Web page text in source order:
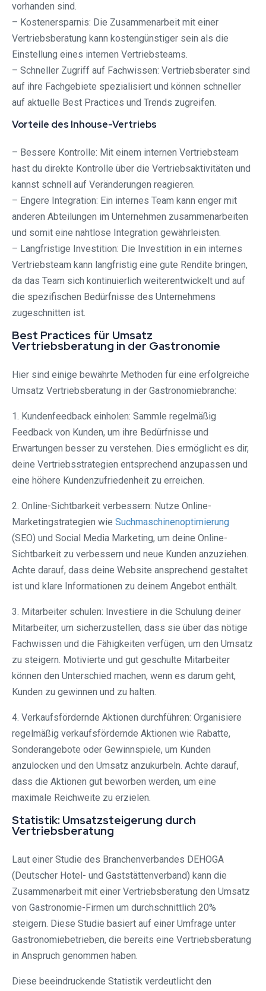
vorhanden sind.
– Kostenersparnis: Die Zusammenarbeit mit einer
Vertriebsberatung kann kostengünstiger sein als die
Einstellung eines internen Vertriebsteams.
– Schneller Zugriff auf Fachwissen: Vertriebsberater sind
auf ihre Fachgebiete spezialisiert und können schneller
auf aktuelle Best Practices und Trends zugreifen.
Vorteile des Inhouse-Vertriebs
– Bessere Kontrolle: Mit einem internen Vertriebsteam
hast du direkte Kontrolle über die Vertriebsaktivitäten und
kannst schnell auf Veränderungen reagieren.
– Engere Integration: Ein internes Team kann enger mit
anderen Abteilungen im Unternehmen zusammenarbeiten
und somit eine nahtlose Integration gewährleisten.
– Langfristige Investition: Die Investition in ein internes
Vertriebsteam kann langfristig eine gute Rendite bringen,
da das Team sich kontinuierlich weiterentwickelt und auf
die spezifischen Bedürfnisse des Unternehmens
zugeschnitten ist.
Best Practices für Umsatz
Vertriebsberatung in der Gastronomie
Hier sind einige bewährte Methoden für eine erfolgreiche
Umsatz Vertriebsberatung in der Gastronomiebranche:
1. Kundenfeedback einholen: Sammle regelmäßig
Feedback von Kunden, um ihre Bedürfnisse und
Erwartungen besser zu verstehen. Dies ermöglicht es dir,
deine Vertriebsstrategien entsprechend anzupassen und
eine höhere Kundenzufriedenheit zu erreichen.
2. Online-Sichtbarkeit verbessern: Nutze Online-
Marketingstrategien wie Suchmaschinenoptimierung
(SEO) und Social Media Marketing, um deine Online-
Sichtbarkeit zu verbessern und neue Kunden anzuziehen.
Achte darauf, dass deine Website ansprechend gestaltet
ist und klare Informationen zu deinem Angebot enthält.
3. Mitarbeiter schulen: Investiere in die Schulung deiner
Mitarbeiter, um sicherzustellen, dass sie über das nötige
Fachwissen und die Fähigkeiten verfügen, um den Umsatz
zu steigern. Motivierte und gut geschulte Mitarbeiter
können den Unterschied machen, wenn es darum geht,
Kunden zu gewinnen und zu halten.
4. Verkaufsfördernde Aktionen durchführen: Organisiere
regelmäßig verkaufsfördernde Aktionen wie Rabatte,
Sonderangebote oder Gewinnspiele, um Kunden
anzulocken und den Umsatz anzukurbeln. Achte darauf,
dass die Aktionen gut beworben werden, um eine
maximale Reichweite zu erzielen.
Statistik: Umsatzsteigerung durch
Vertriebsberatung
Laut einer Studie des Branchenverbandes DEHOGA
(Deutscher Hotel- und Gaststättenverband) kann die
Zusammenarbeit mit einer Vertriebsberatung den Umsatz
von Gastronomie-Firmen um durchschnittlich 20%
steigern. Diese Studie basiert auf einer Umfrage unter
Gastronomiebetrieben, die bereits eine Vertriebsberatung
in Anspruch genommen haben.
Diese beeindruckende Statistik verdeutlicht den